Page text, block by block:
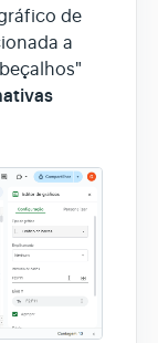
de
a